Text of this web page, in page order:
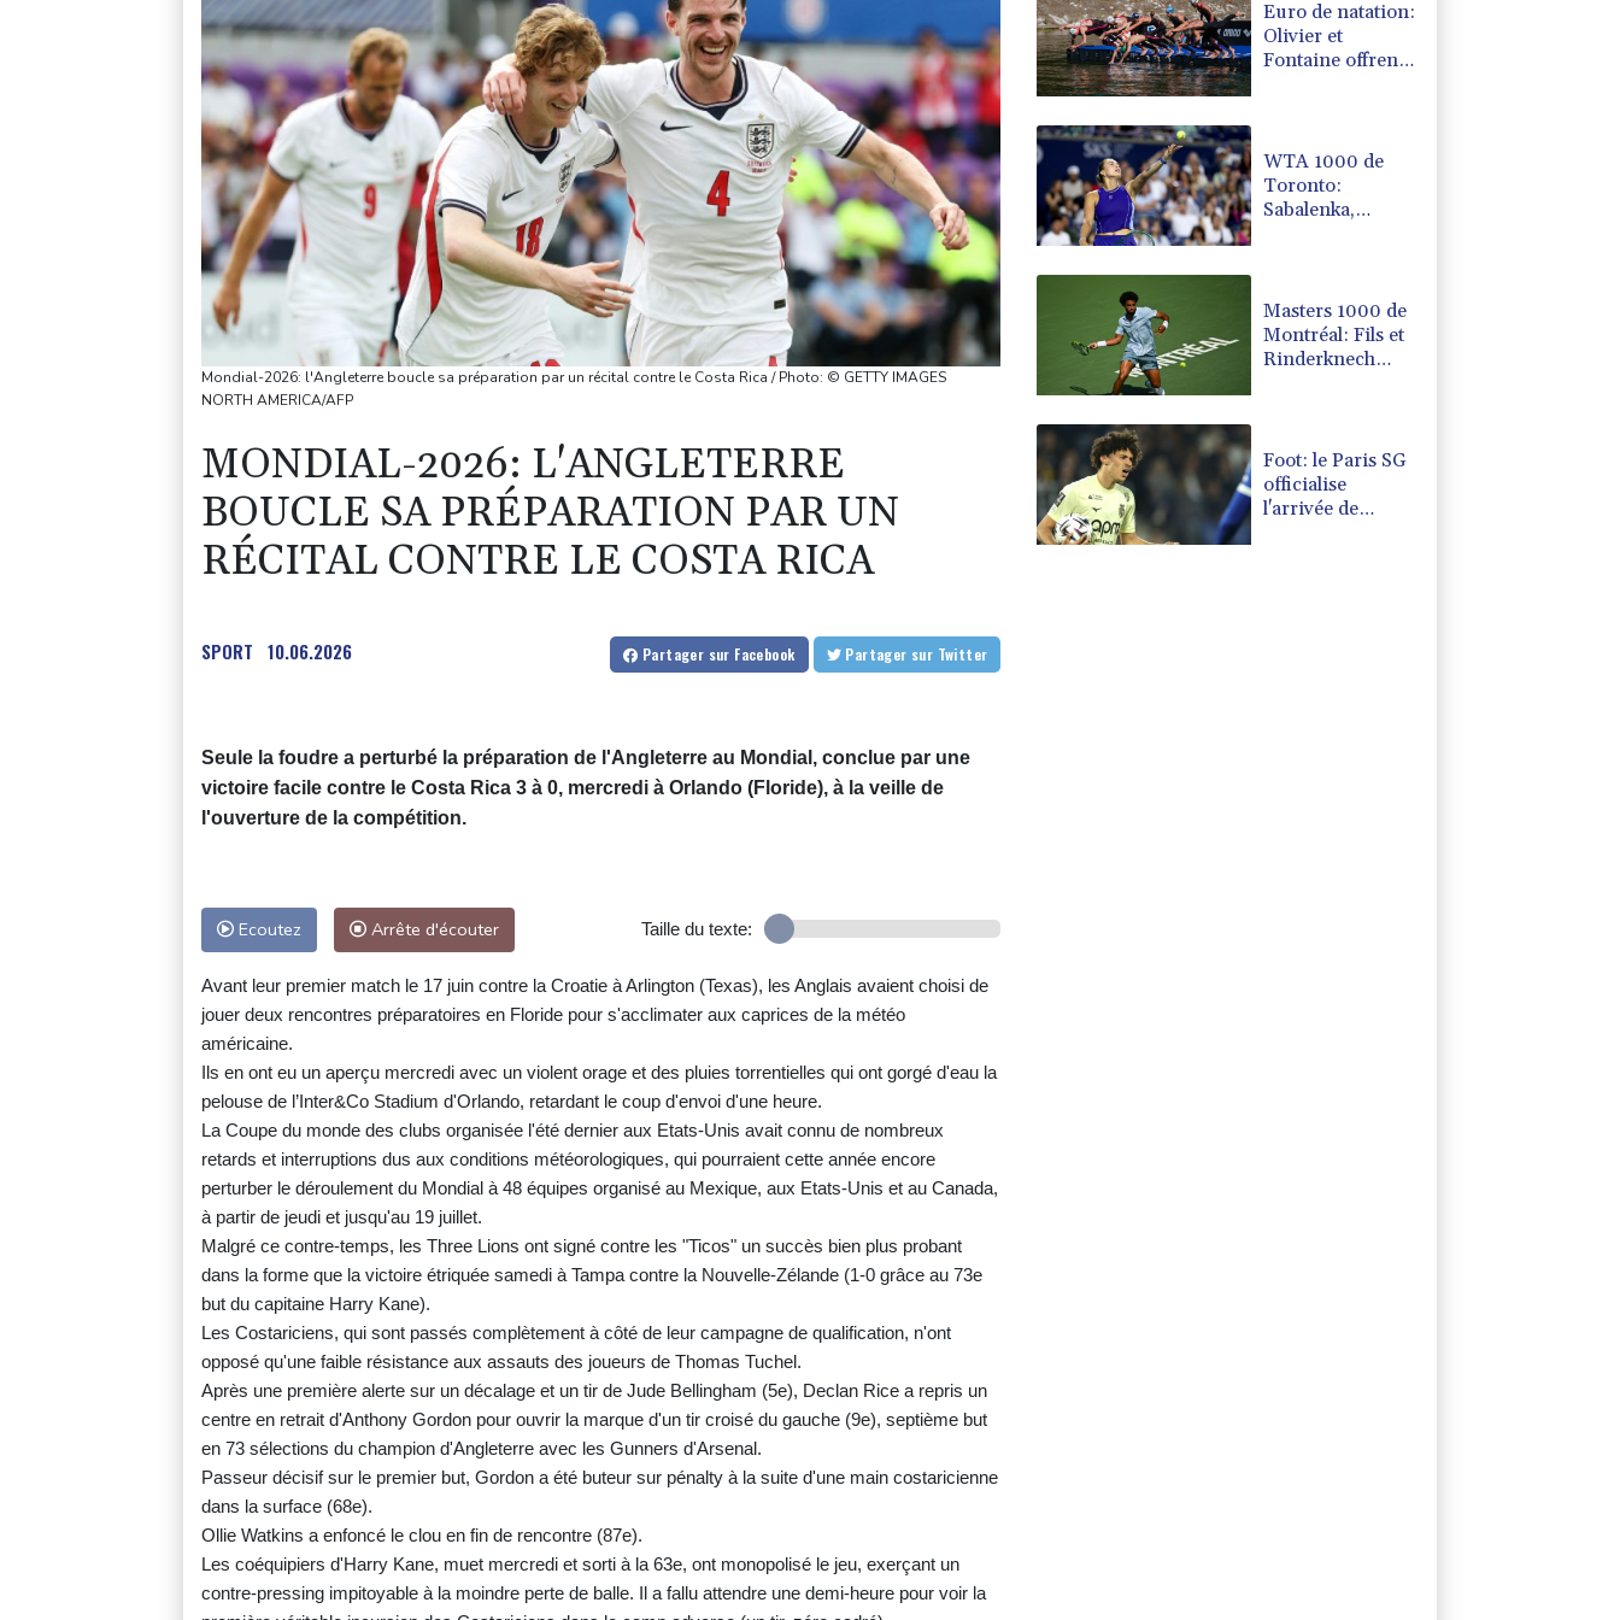
Mondial-2026: l'Angleterre boucle sa préparation par un récital contre le Costa Rica / Photo: © GETTY IMAGES
NORTH AMERICA/AFP
MONDIAL-2026: L'ANGLETERRE
BOUCLE SA PRÉPARATION PAR UN
RÉCITAL CONTRE LE COSTA RICA
SPORT 10.06.2026 Partager sur Facebook Partager sur Twitter
Seule la foudre a perturbé la préparation de l'Angleterre au Mondial, conclue par une
victoire facile contre le Costa Rica 3 à 0, mercredi à Orlando (Floride), à la veille de
l'ouverture de la compétition.
Ecoutez Arrête d'écouter Taille du texte:
Avant leur premier match le 17 juin contre la Croatie à Arlington (Texas), les Anglais avaient choisi de
jouer deux rencontres préparatoires en Floride pour s'acclimater aux caprices de la météo
américaine.
Ils en ont eu un aperçu mercredi avec un violent orage et des pluies torrentielles qui ont gorgé d'eau la
pelouse de l’Inter&Co Stadium d'Orlando, retardant le coup d'envoi d'une heure.
La Coupe du monde des clubs organisée l'été dernier aux Etats-Unis avait connu de nombreux
retards et interruptions dus aux conditions météorologiques, qui pourraient cette année encore
perturber le déroulement du Mondial à 48 équipes organisé au Mexique, aux Etats-Unis et au Canada,
à partir de jeudi et jusqu'au 19 juillet.
Malgré ce contre-temps, les Three Lions ont signé contre les "Ticos" un succès bien plus probant
dans la forme que la victoire étriquée samedi à Tampa contre la Nouvelle-Zélande (1-0 grâce au 73e
but du capitaine Harry Kane).
Les Costariciens, qui sont passés complètement à côté de leur campagne de qualification, n'ont
opposé qu'une faible résistance aux assauts des joueurs de Thomas Tuchel.
Après une première alerte sur un décalage et un tir de Jude Bellingham (5e), Declan Rice a repris un
centre en retrait d'Anthony Gordon pour ouvrir la marque d'un tir croisé du gauche (9e), septième but
en 73 sélections du champion d'Angleterre avec les Gunners d'Arsenal.
Passeur décisif sur le premier but, Gordon a été buteur sur pénalty à la suite d'une main costaricienne
dans la surface (68e).
Ollie Watkins a enfoncé le clou en fin de rencontre (87e).
Les coéquipiers d'Harry Kane, muet mercredi et sorti à la 63e, ont monopolisé le jeu, exerçant un
contre-pressing impitoyable à la moindre perte de balle. Il a fallu attendre une demi-heure pour voir la
Euro de natation:
Olivier et
Fontaine offrent
WTA 1000 de
Toronto:
Sabalenka,
Masters 1000 de
Montréal: Fils et
Rinderknech
Foot: le Paris SG
officialise
l'arrivée de